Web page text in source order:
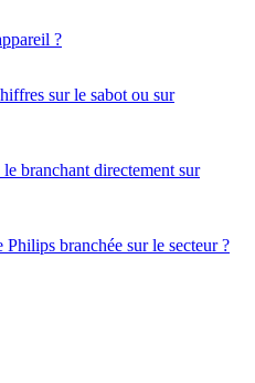
?
sur le sabot ou sur
branchant directement sur
branchée sur le secteur ?